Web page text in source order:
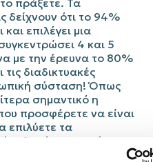
πράξετε. Τα
δείχνουν ότι το 94%
επιλέγει μια
4 και 5
με την έρευνα το 80%
διαδικτυακές
σύσταση! Όπως
σημαντικό η
προσφέρετε να είναι
επιλύετε τα
πιθανό να προκύψουν
πελάτης. Τίποτα δεν